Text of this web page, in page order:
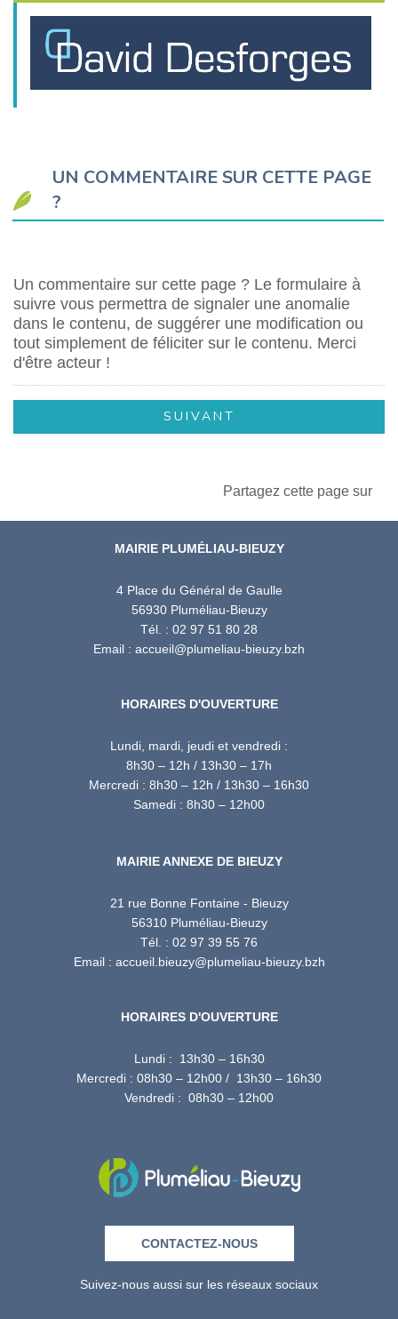
UN COMMENTAIRE SUR CETTE PAGE
?
Un commentaire sur cette page ? Le formulaire à
suivre vous permettra de signaler une anomalie
dans le contenu, de suggérer une modification ou
tout simplement de féliciter sur le contenu. Merci
d'être acteur !
Partagez cette page sur
MAIRIE PLUMÉLIAU-BIEUZY
4 Place du Général de Gaulle
56930 Pluméliau-Bieuzy
Tél. : 02 97 51 80 28
Email : accueil@plumeliau-bieuzy.bzh
HORAIRES D'OUVERTURE
Lundi, mardi, jeudi et vendredi :
8h30 – 12h / 13h30 – 17h
Mercredi : 8h30 – 12h / 13h30 – 16h30
Samedi : 8h30 – 12h00
MAIRIE ANNEXE DE BIEUZY
21 rue Bonne Fontaine - Bieuzy
56310 Pluméliau-Bieuzy
Tél. : 02 97 39 55 76
Email : accueil.bieuzy@plumeliau-bieuzy.bzh
HORAIRES D'OUVERTURE
Lundi : 13h30 – 16h30
Mercredi : 08h30 – 12h00 / 13h30 – 16h30
Vendredi : 08h30 – 12h00
CONTACTEZ-NOUS
Suivez-nous aussi sur les réseaux sociaux